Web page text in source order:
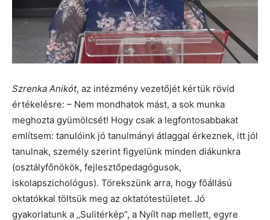
Szrenka Anikót, az intézmény vezetőjét kértük rövid
értékelésre: – Nem mondhatok mást, a sok munka
meghozta gyümölcsét! Hogy csak a legfontosabbakat
említsem: tanulóink jó tanulmányi átlaggal érkeznek, itt jól
tanulnak, személy szerint figyelünk minden diákunkra
(osztályfőnökök, fejlesztőpedagógusok,
iskolapszichológus). Törekszünk arra, hogy főállású
oktatókkal töltsük meg az oktatótestületet. Jó
gyakorlatunk a „Sulitérkép”, a Nyílt nap mellett, egyre